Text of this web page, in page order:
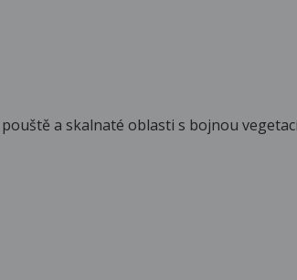
a skalnaté oblasti s bojnou